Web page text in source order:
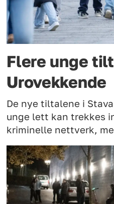
Flere unge
Urovekkende
De nye tiltalene i
unge lett kan trekkes
kriminelle nettverk,